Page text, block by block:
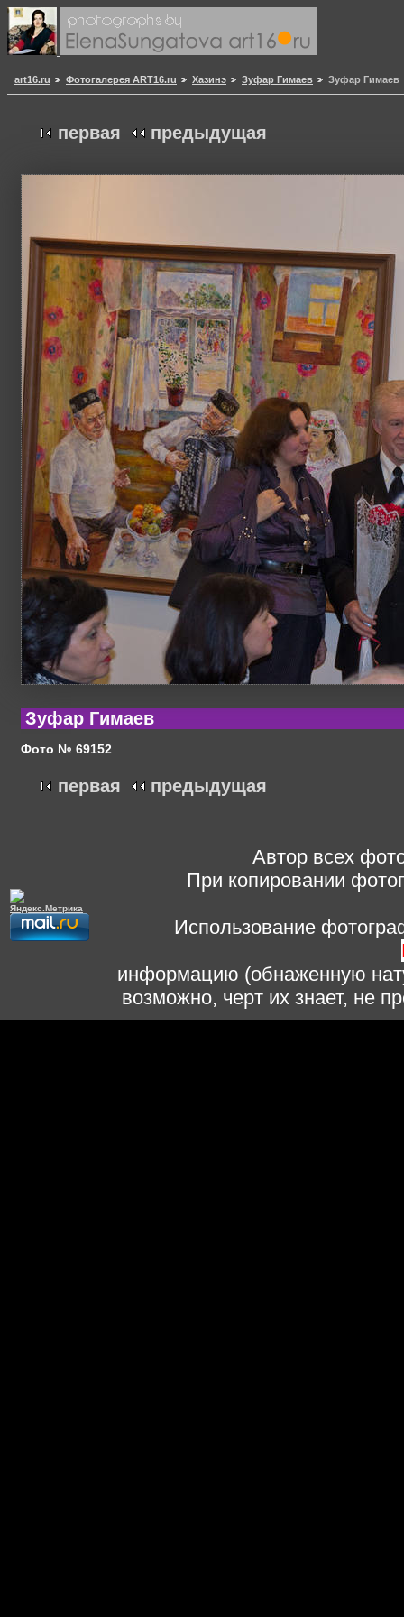
art16.ru Фотогалерея ART16.ru Хазинэ Зуфар Гимаев Зуфар Гимаев
первая предыдущая
Зуфар Гимаев
Фото № 69152
первая предыдущая
Автор всех
При копировании
Использование
информацию (обнаженную
возможно, черт их знает, не